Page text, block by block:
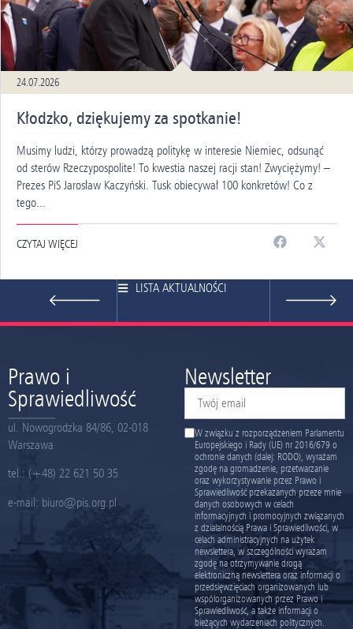
24.07.2026
Kłodzko, dziękujemy za spotkanie!
Musimy ludzi, którzy prowadzą politykę w interesie Niemiec, odsunąć
od sterów Rzeczypospolite! To kwestia naszej racji stan! Zwyciężymy! –
Prezes PiS Jarosław Kaczyński. Tusk obiecywał 100 konkretów! Co z
tego...
CZYTAJ WIĘCEJ
LISTA AKTUALNOŚCI
Prawo i
Sprawiedliwość
ul. Nowogrodzka 84/86, 02-018
Warszawa
tel.: (+48) 22 621 50 35
e-mail: biuro@pis.org.pl
Newsletter
W związku z rozporządzeniem Parlamentu
Europejskiego i Rady (UE) nr 2016/679 o
ochronie danych (dalej: RODO), wyrażam
zgodę na gromadzenie, przetwarzanie
oraz wykorzystywanie przez Prawo i
Sprawiedliwość przekazanych przeze mnie
danych osobowych w celach
informacyjnych i promocyjnych związanych
z działalnością Prawa i Sprawiedliwości, w
celach administracyjnych na użytek
newslettera, w szczególności wyrażam
zgodę na otrzymywanie drogą
elektroniczną newslettera oraz informacji o
przedsięwzięciach organizowanych lub
współorganizowanych przez Prawo i
Sprawiedliwość, a także informacji o
bieżących wydarzeniach politycznych.